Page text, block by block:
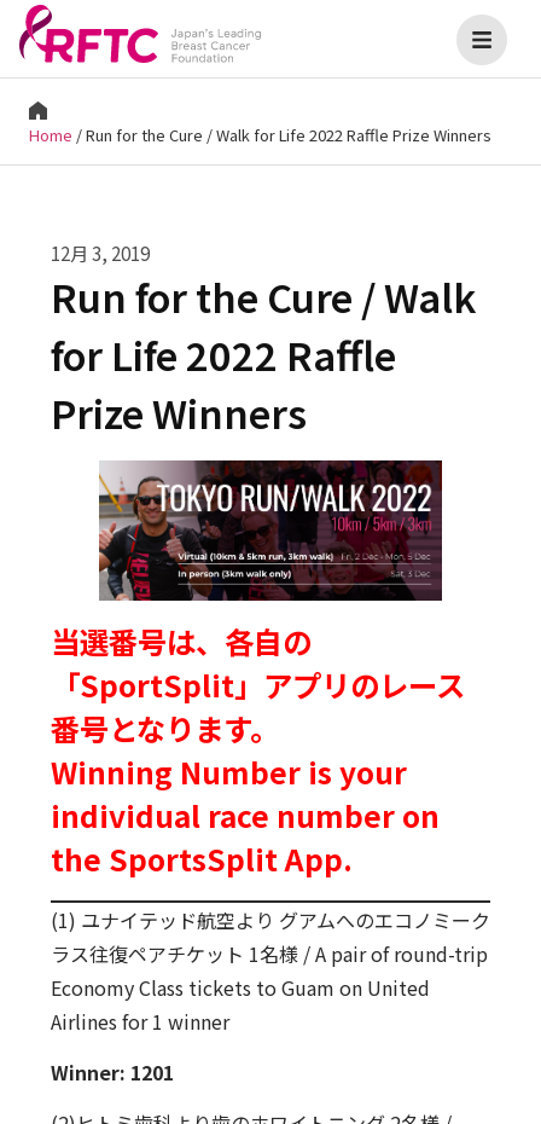
Home /Run for the Cure / Walk for Life 2022 Raffle Prize Winners
12月 3, 2019
Run for the Cure / Walk
for Life 2022 Raffle
Prize Winners
当選番号は、各自の
「SportSplit」アプリのレース
番号となります。
Winning Number is your
individual race number on
the SportsSplit App.
(1) ユナイテッド航空より グアムへのエコノミーク
ラス往復ペアチケット 1名様 / A pair of round-trip
Economy Class tickets to Guam on United
Airlines for 1 winner
Winner: 1201